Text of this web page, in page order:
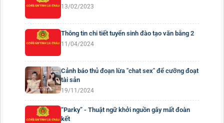
13/02/2023
Thông tin chi tiết tuyển sinh đào tạo văn bằng 2
11/04/2024
Cảnh báo thủ đoạn lừa "chat sex" để cưỡng đoạt
tài sản
19/11/2024
“Parky” - Thuật ngữ khởi nguồn gây mất đoàn
kết